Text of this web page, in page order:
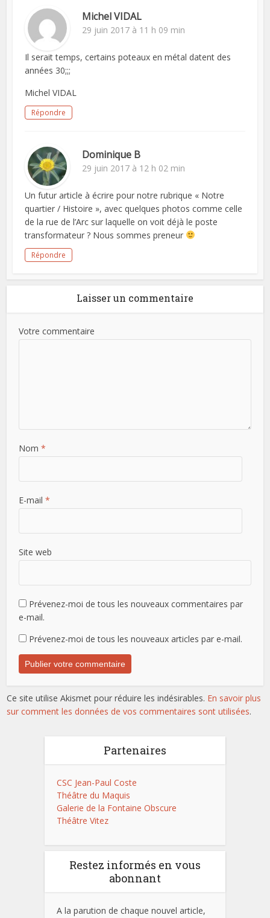
Michel VIDAL
29 juin 2017 à 11 h 09 min
Il serait temps, certains poteaux en métal datent des
années 30;;;
Michel VIDAL
Répondre
Dominique B
29 juin 2017 à 12 h 02 min
Un futur article à écrire pour notre rubrique « Notre
quartier / Histoire », avec quelques photos comme celle
de la rue de l’Arc sur laquelle on voit déjà le poste
transformateur ? Nous sommes preneur
Répondre
Laisser un commentaire
Votre commentaire
Nom*
E-mail*
Site web
Prévenez-moi de tous les nouveaux commentaires par
e-mail.
Prévenez-moi de tous les nouveaux articles par e-mail.
Ce site utilise Akismet pour réduire les indésirables. En savoir plus
sur comment les données de vos commentaires sont utilisées.
Partenaires
CSC Jean-Paul Coste
Théâtre du Maquis
Galerie de la Fontaine Obscure
Théâtre Vitez
Restez informés en vous
abonnant
A la parution de chaque nouvel article,